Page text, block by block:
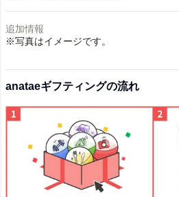
追加情報
※写真はイメージです。
anataeギフティングの流れ